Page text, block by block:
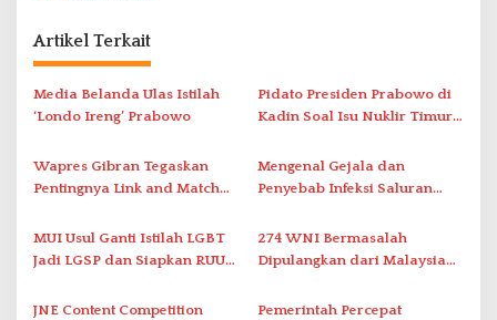
a
s
i
p
o
s
Artikel Terkait
Media Belanda Ulas Istilah
‘Londo Ireng’ Prabowo
Pidato Presiden Prabowo di
Kadin Soal Isu Nuklir Timur
Wapres Gibran Tegaskan
Pentingnya Link and Match
Kendaraan Listrik
Mengenal Gejala dan
Penyebab Infeksi Saluran
MUI Usul Ganti Istilah LGBT
Jadi LGSP dan Siapkan RUU
274 WNI Bermasalah
Dipulangkan dari Malaysia
JNE Content Competition
Pemerintah Percepat